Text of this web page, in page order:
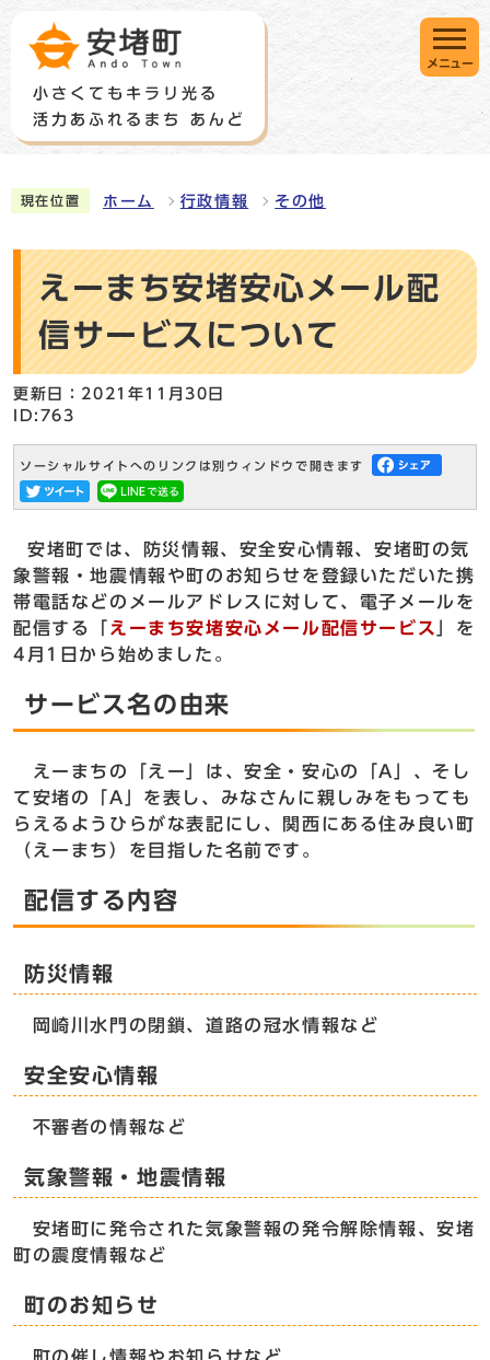
メニュー
現在位置 ホーム 行政情報 その他
えーまち安堵安心メール配
信サービスについて
更新日：2021年11月30日
ID:763
ソーシャルサイトへのリンクは別ウィンドウで開きます
安堵町では、防災情報、安全安心情報、安堵町の気
象警報・地震情報や町のお知らせを登録いただいた携
帯電話などのメールアドレスに対して、電子メールを
配信する「
えーまち安堵安心メール配信サービス
」を
4月1日から始めました。
サービス名の由来
えーまちの「えー」は、安全・安心の「A」、そし
て安堵の「A」を表し、みなさんに親しみをもっても
らえるようひらがな表記にし、関西にある住み良い町
（えーまち）を目指した名前です。
配信する内容
防災情報
岡崎川水門の閉鎖、道路の冠水情報など
安全安心情報
不審者の情報など
気象警報・地震情報
安堵町に発令された気象警報の発令解除情報、安堵
町の震度情報など
町のお知らせ